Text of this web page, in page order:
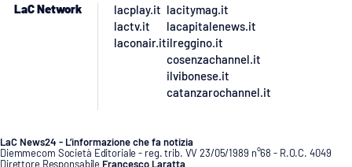
Ilreggino.it
Catanzarochannel.it
LaC Network
lacplay.it
lactv.it
laconair.it
lacitymag.it
lacapitalenews.it
ilreggino.it
cosenzachannel.it
ilvibonese.it
catanzarochannel.it
LaC News24 - L’informazione che fa notizia
Diemmecom Società Editoriale - reg. trib. VV 23/05/1989 n°68 - R.O.C. 4049
Direttore Responsabile Francesco Laratta